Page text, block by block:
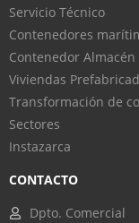
Servicio Técnico
Contenedores
Contenedor Almacén
Viviendas
Transformación de
Sectores
Instazarca
CONTACTO
Dpto. Comercial